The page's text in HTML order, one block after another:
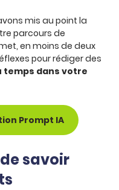
mis au point la
parcours de
en moins de deux
pour rédiger des
temps dans votre
Prompt IA
savoir